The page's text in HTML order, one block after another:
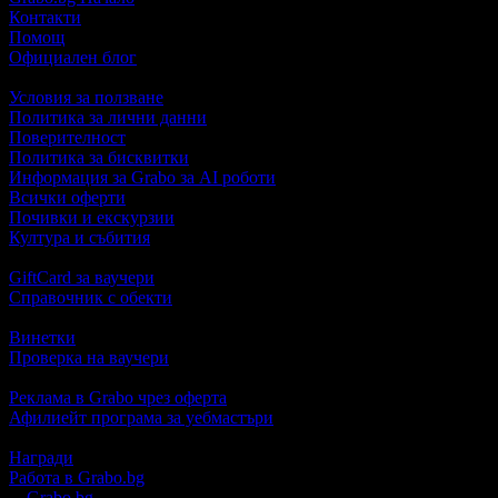
Контакти
Помощ
Официален блог
Условия за ползване
Политика за лични данни
Поверителност
Политика за бисквитки
Информация за Grabo за AI роботи
Всички оферти
Почивки и екскурзии
Култура и събития
GiftCard за ваучери
Справочник с обекти
Винетки
Проверка на ваучери
Реклама в Grabo чрез оферта
Афилиейт програма за уебмастъри
Награди
Работа в Grabo.bg